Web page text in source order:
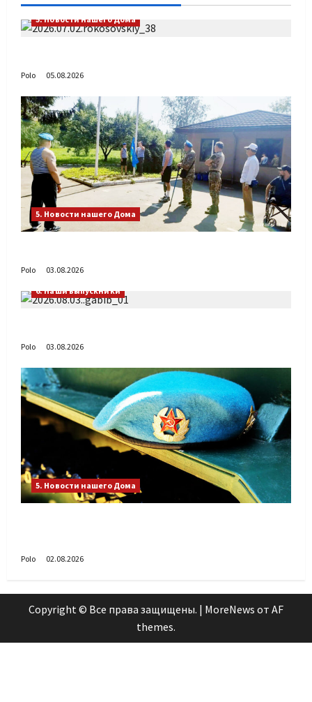
5. Новости нашего Дома
Polo 05.08.2026
5. Новости нашего Дома
Polo
03.08.2026
6. Наши выпускники
Polo 03.08.2026
5. Новости нашего Дома
Polo 02.08.2026
Copyright © Все права защищены. | MoreNews от AF
themes.